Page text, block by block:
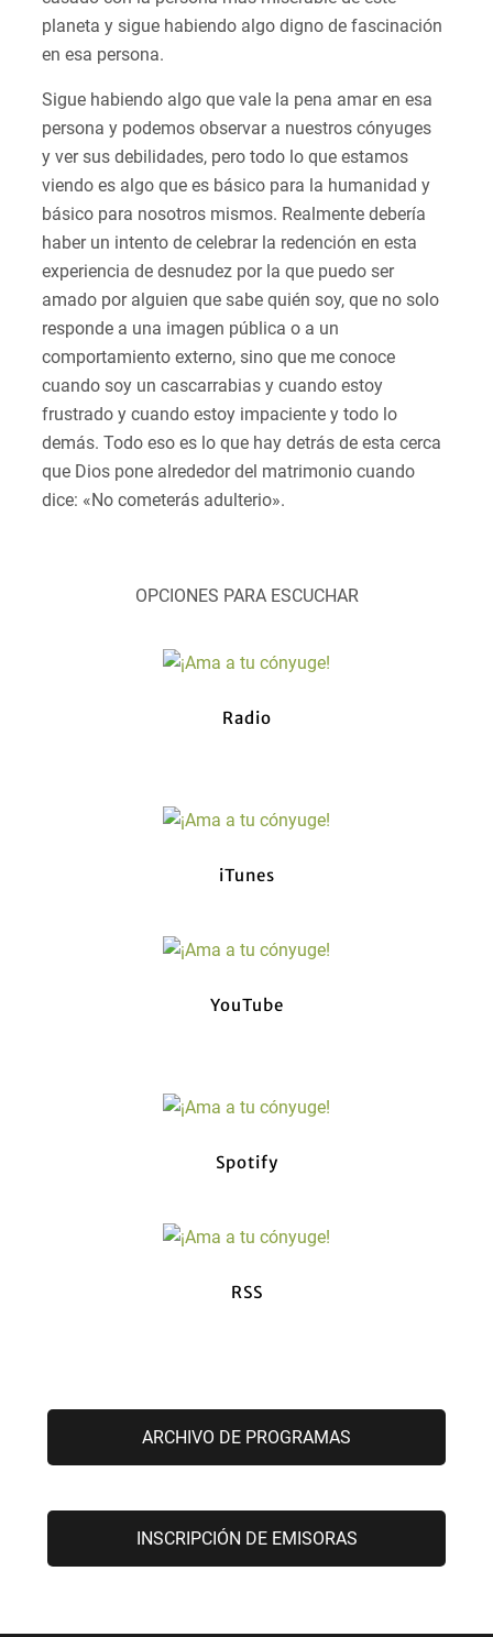
planeta y sigue habiendo algo digno de fascinación
en esa persona.
Sigue habiendo algo que vale la pena amar en esa
persona y podemos observar a nuestros cónyuges
y ver sus debilidades, pero todo lo que estamos
viendo es algo que es básico para la humanidad y
básico para nosotros mismos. Realmente debería
haber un intento de celebrar la redención en esta
experiencia de desnudez por la que puedo ser
amado por alguien que sabe quién soy, que no solo
responde a una imagen pública o a un
comportamiento externo, sino que me conoce
cuando soy un cascarrabias y cuando estoy
frustrado y cuando estoy impaciente y todo lo
demás. Todo eso es lo que hay detrás de esta cerca
que Dios pone alrededor del matrimonio cuando
dice: «No cometerás adulterio».
OPCIONES PARA ESCUCHAR
Radio
iTunes
YouTube
Spotify
RSS
ARCHIVO DE PROGRAMAS
INSCRIPCIÓN DE EMISORAS